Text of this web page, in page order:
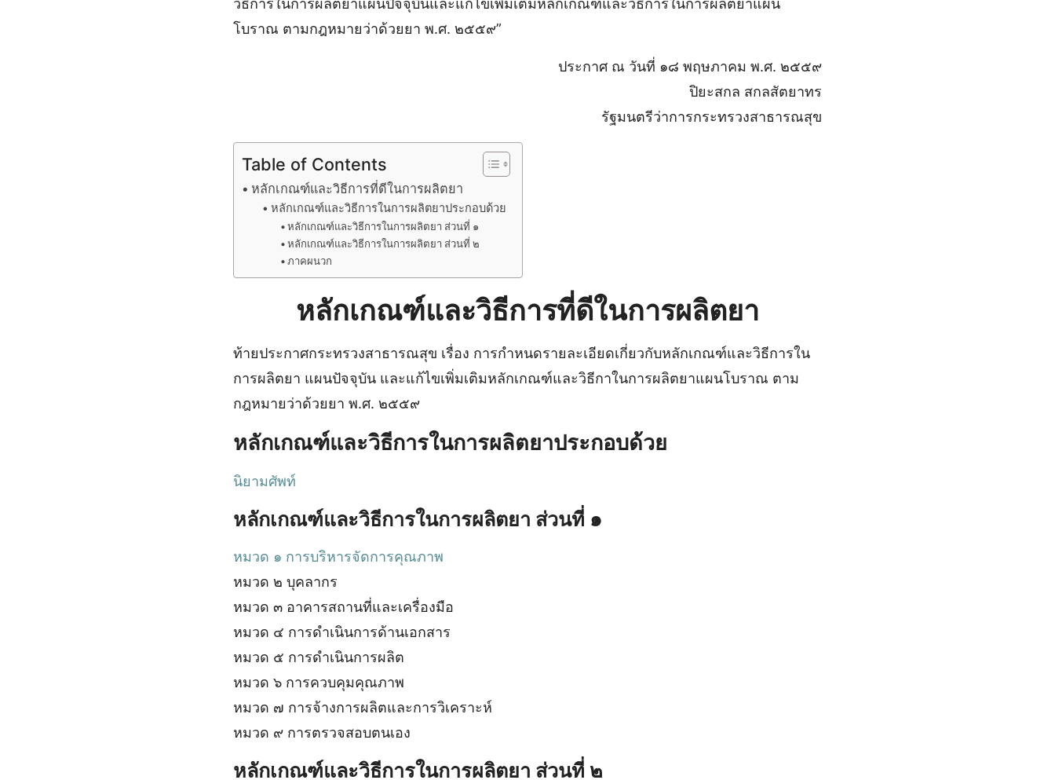
โบราณ ตามกฎหมายว่าด้วยยา พ.ศ. ๒๕๕๙”
ประกาศ ณ วันที่ ๑๘ พฤษภาคม พ.ศ. ๒๕๕๙
ปิยะสกล สกลสัตยาทร
รัฐมนตรีว่าการกระทรวงสาธารณสุข
Table of Contents
หลักเกณฑ์และวิธีการที่ดีในการผลิตยา
หลักเกณฑ์และวิธีการในการผลิตยาประกอบด้วย
หลักเกณฑ์และวิธีการในการผลิตยา ส่วนที่ ๑
หลักเกณฑ์และวิธีการในการผลิตยา ส่วนที่ ๒
ภาคผนวก
หลักเกณฑ์และวิธีการที่ดีในการผลิตยา
ท้ายประกาศกระทรวงสาธารณสุข เรื่อง การกําหนดรายละเอียดเกี่ยวกับหลักเกณฑ์และวิธีการใน
การผลิตยา แผนปัจจุบัน และแก้ไขเพิ่มเติมหลักเกณฑ์และวิธีกาในการผลิตยาแผนโบราณ ตาม
กฎหมายว่าด้วยยา พ.ศ. ๒๕๕๙
หลักเกณฑ์และวิธีการในการผลิตยาประกอบด้วย
นิยามศัพท์
หลักเกณฑ์และวิธีการในการผลิตยา ส่วนที่ ๑
หมวด ๑ การบริหารจัดการคุณภาพ
หมวด ๒ บุคลากร
หมวด ๓ อาคารสถานที่และเครื่องมือ
หมวด ๔ การดําเนินการด้านเอกสาร
หมวด ๕ การดําเนินการผลิต
หมวด ๖ การควบคุมคุณภาพ
หมวด ๗ การจ้างการผลิตและการวิเคราะห์
หมวด ๙ การตรวจสอบตนเอง
หลักเกณฑ์และวิธีการในการผลิตยา ส่วนที่ ๒